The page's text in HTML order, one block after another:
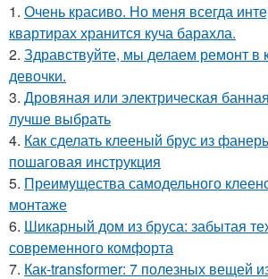
1. Очень красиво. Но меня всегда
квартирах хранится куча барахла.
2. Здравствуйте, мы делаем ремонт в
девочки.
3. Дровяная или электрическая
лучше выбрать
4. Как сделать клееный брус из
пошаговая инструкция
5. Преимущества самодельного
монтаже
6. Шикарный дом из бруса: забытая
современного комфорта
7. Как-transformer: 7 полезных вещей